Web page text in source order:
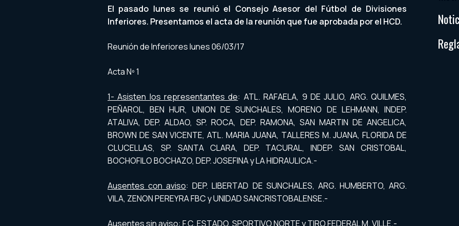
El pasado lunes se reunió el Consejo Asesor del Fútbol de Divisiones
Inferiores. Presentamos el acta de la reunión que fue aprobada por el HCD.
Reunión de Inferiores lunes 06/03/17
Acta Nº 1
1- Asisten los representantes de: ATL. RAFAELA, 9 DE JULIO, ARG. QUILMES,
PEÑAROL, BEN HUR, UNION DE SUNCHALES, MORENO DE LEHMANN, INDEP.
ATALIVA, DEP. ALDAO, SP. ROCA, DEP. RAMONA, SAN MARTIN DE ANGELICA,
BROWN DE SAN VICENTE, ATL. MARIA JUANA, TALLERES M. JUANA, FLORIDA DE
CLUCELLAS, SP. SANTA CLARA, DEP. TACURAL, INDEP. SAN CRISTOBAL,
BOCHOFILO BOCHAZO, DEP. JOSEFINA y LA HIDRAULICA.-
Ausentes con aviso: DEP. LIBERTAD DE SUNCHALES, ARG. HUMBERTO, ARG.
VILA, ZENON PEREYRA FBC y UNIDAD SANCRISTOBALENSE.-
Ausentes sin aviso: F.C. ESTADO, SPORTIVO NORTE y TIRO FEDERAL M. VILLE.-